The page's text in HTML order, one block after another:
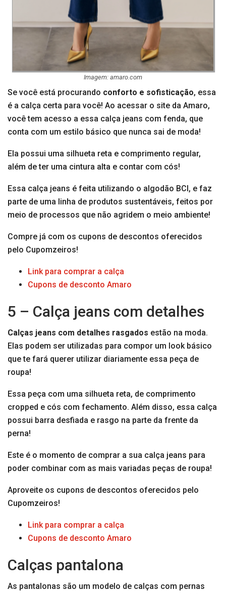
Imagem: amaro.com
Se você está procurando conforto e sofisticação, essa
é a calça certa para você! Ao acessar o site da Amaro,
você tem acesso a essa calça jeans com fenda, que
conta com um estilo básico que nunca sai de moda!
Ela possui uma silhueta reta e comprimento regular,
além de ter uma cintura alta e contar com cós!
Essa calça jeans é feita utilizando o algodão BCI, e faz
parte de uma linha de produtos sustentáveis, feitos por
meio de processos que não agridem o meio ambiente!
Compre já com os cupons de descontos oferecidos
pelo Cupomzeiros!
Link para comprar a calça
Cupons de desconto Amaro
5 – Calça jeans com detalhes
Calças jeans com detalhes rasgados estão na moda.
Elas podem ser utilizadas para compor um look básico
que te fará querer utilizar diariamente essa peça de
roupa!
Essa peça com uma silhueta reta, de comprimento
cropped e cós com fechamento. Além disso, essa calça
possui barra desfiada e rasgo na parte da frente da
perna!
Este é o momento de comprar a sua calça jeans para
poder combinar com as mais variadas peças de roupa!
Aproveite os cupons de descontos oferecidos pelo
Cupomzeiros!
Link para comprar a calça
Cupons de desconto Amaro
Calças pantalona
As pantalonas são um modelo de calças com pernas